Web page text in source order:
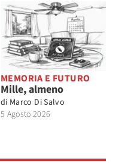
MEMORIA E FUTURO
Mille, almeno
di Marco Di Salvo
5 Agosto 2026